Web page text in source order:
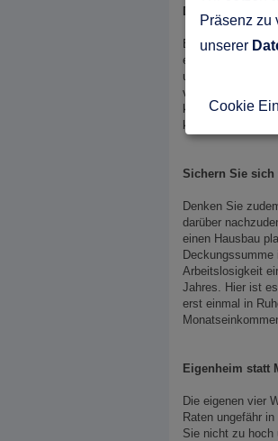
Die passende
Endet die
einem anderen
umso besser.
vertraglich fixiert
können
kümmern.
Sichern Sie sich
Denken Sie
darüber
einen Hausbau
Arbeitslosigkeit
Jahres. Hier ist
erst einmal in
Eigenheim statt
Die eigenen vier
Raten ungefähr
Sie nicht zu hoch
Präsenz zu
unserer
Cookie